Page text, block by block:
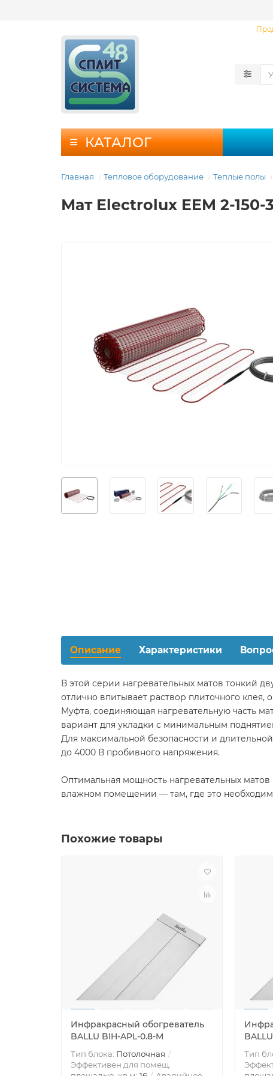
КАТАЛОГ
Главная Тепловое оборудование Теплые полы
Мат Electrolux EEM 2-150-
Описание Характеристики
В этой серии нагревательных матов тонкий
отлично впитывает раствор плиточного клея,
Муфта, соединяющая нагревательную часть
вариант для укладки с минимальным
Для максимальной безопасности и
до 4000 В пробивного напряжения.
Оптимальная мощность нагревательных
влажном помещении — там, где это
Похожие товары
Инфракрасный обогреватель
BALLU BIH-APL-0.8-M
Тип блока: Потолочная
Эффективен для помещ.
Тип